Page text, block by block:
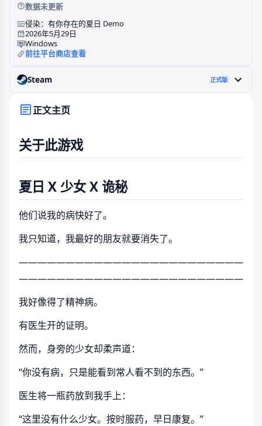
正文主页
关于此游戏
夏日 X 少女 X 诡秘
他们说我的病快好了。
我只知道，我最好的朋友就要消失了。
————————————————————————
————————————————————————
我好像得了精神病。
有医生开的证明。
然而，身旁的少女却柔声道：
“你没有病，只是能看到常人看不到的东西。”
医生将一瓶药放到我手上：
“这里没有什么少女。按时服药，早日康复。”
数据未更新
侵染：有你存在的夏日 Demo
2026年5月29日
Windows
前往平台商店查看
Steam 正式版